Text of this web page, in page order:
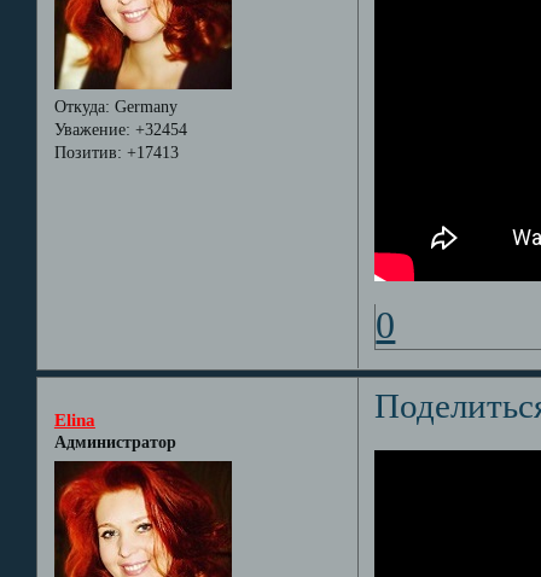
Откуда: Germany
Уважение: +32454
Позитив: +17413
0
Elina
Администратор